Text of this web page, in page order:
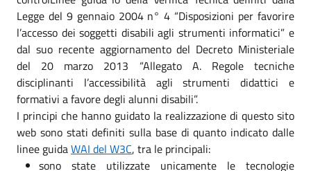
Legge del 9 gennaio 2004 n° 4 “Disposizioni per favorire
l’accesso dei soggetti disabili agli strumenti informatici” e
dal suo recente aggiornamento del Decreto Ministeriale
del 20 marzo 2013 “Allegato A. Regole tecniche
disciplinanti l’accessibilità agli strumenti didattici e
formativi a favore degli alunni disabili”.
I principi che hanno guidato la realizzazione di questo sito
web sono stati definiti sulla base di quanto indicato dalle
linee guidaWAI del W3C, tra le principali:
sono state utilizzate unicamente le tecnologie